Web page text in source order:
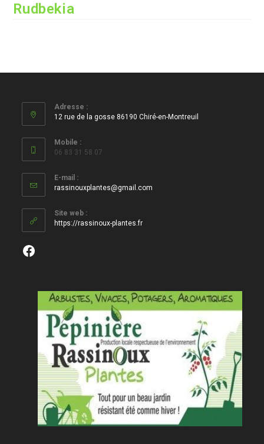
Rudbekia
Adresse :
12 rue de la gosse 86190 Chiré-en-Montreuil
Mobile :
06 83 31 58 07
E-mail :
rassinouxplantes@gmail.com
Site web :
https://rassinoux-plantes.fr
Facebook